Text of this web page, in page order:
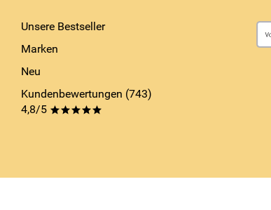
Unsere Bestseller
Marken
Neu
Kundenbewertungen (743)
4,8/5 *****